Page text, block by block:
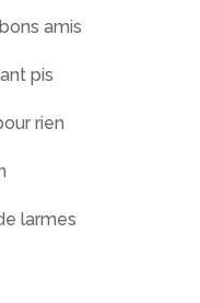
amis
pis
rien
larmes